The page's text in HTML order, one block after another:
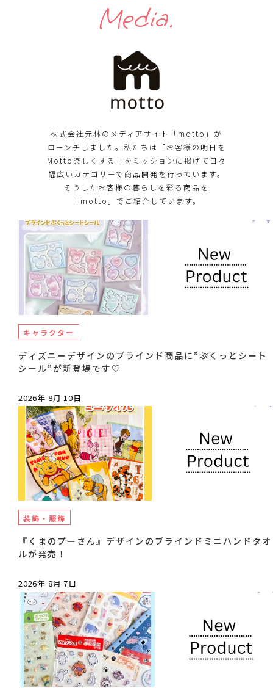
Media.
株式会社元林のメディアサイト「motto」が
ローンチしました。私たちは「お客様の明日を
Motto楽しくする」をミッションに掲げて日々
幅広いカテゴリーで商品開発を行っています。
そうしたお客様の暮らしを彩る商品を
「motto」でご紹介しています。
キャラクター
ディズニーデザインのブラインド商品に”ぷくっとシート
シール”が新登場です♡
2026年 8月 10日
装飾・服飾
『くまのプーさん』デザインのブラインドミニハンドタオ
ルが発売！
2026年 8月 7日